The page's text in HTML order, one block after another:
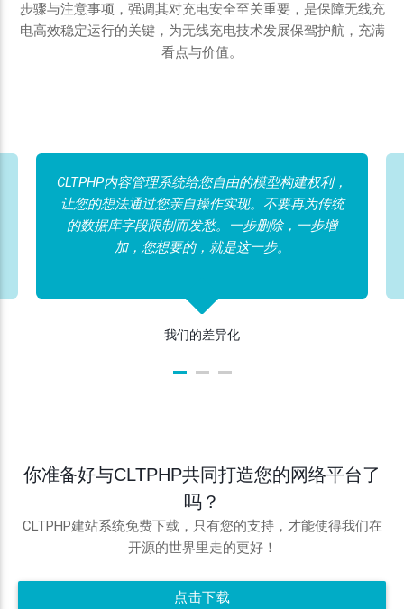
步骤与注意事项，强调其对充电安全至关重要，是保障无线充
电高效稳定运行的关键，为无线充电技术发展保驾护航，充满
看点与价值。
CLTPHP内容管理系统给您自由的模型构建权利，
让您的想法通过您亲自操作实现。不要再为传统
的数据库字段限制而发愁。一步删除，一步增
加，您想要的，就是这一步。
我们的差异化
你准备好与CLTPHP共同打造您的网络平台了
吗？
CLTPHP建站系统免费下载，只有您的支持，才能使得我们在
开源的世界里走的更好！
点击下载